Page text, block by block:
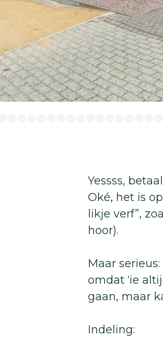
Yessss,
Oké, het is
likje verf”,
hoor).
Maar
omdat ‘ie
gaan, maar
Indeling: